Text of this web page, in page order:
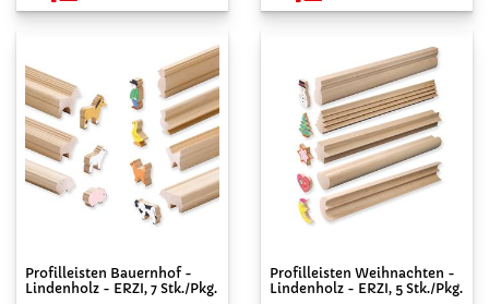
Profilleisten Bauernhof -
Lindenholz - ERZI, 7 Stk./Pkg.
Profilleisten Weihnachten -
Lindenholz - ERZI, 5 Stk./Pkg.